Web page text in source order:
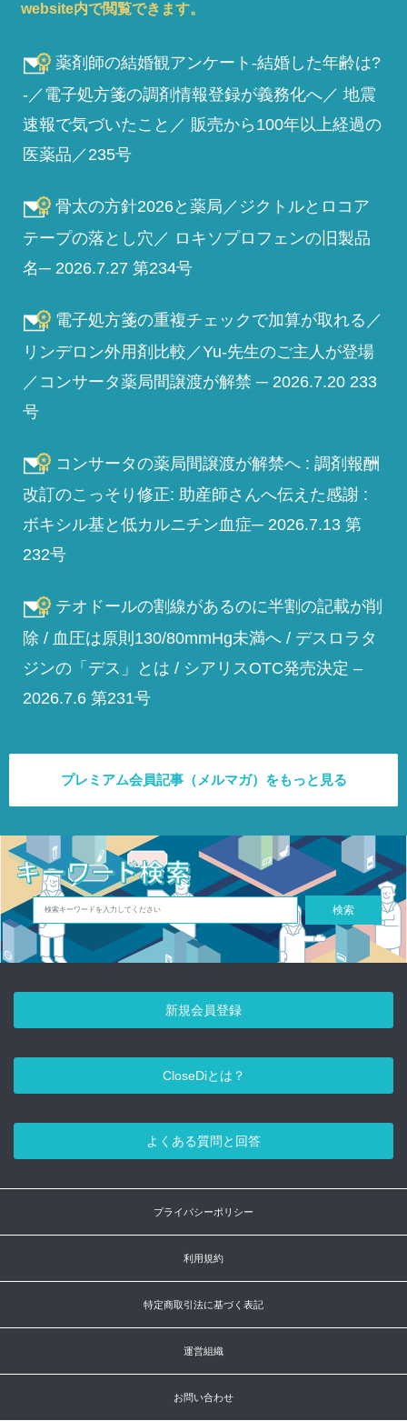
website内で閲覧できます。
薬剤師の結婚観アンケート-結婚した年齢は?
-／電子処方箋の調剤情報登録が義務化へ／ 地震
速報で気づいたこと／ 販売から100年以上経過の
医薬品／235号
骨太の方針2026と薬局／ジクトルとロコア
テープの落とし穴／ ロキソプロフェンの旧製品
名─ 2026.7.27 第234号
電子処方箋の重複チェックで加算が取れる／
リンデロン外用剤比較／Yu-先生のご主人が登場
／コンサータ薬局間譲渡が解禁 ─ 2026.7.20 233
号
コンサータの薬局間譲渡が解禁へ : 調剤報酬
改訂のこっそり修正: 助産師さんへ伝えた感謝 :
ボキシル基と低カルニチン血症─ 2026.7.13 第
232号
テオドールの割線があるのに半割の記載が削
除 / 血圧は原則130/80mmHg未満へ / デスロラタ
ジンの「デス」とは / シアリスOTC発売決定 –
2026.7.6 第231号
プレミアム会員記事（メルマガ）をもっと見る
検索
新規会員登録
CloseDiとは？
よくある質問と回答
プライバシーポリシー
利用規約
特定商取引法に基づく表記
運営組織
お問い合わせ